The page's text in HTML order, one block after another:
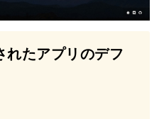
れたアプリのデフ